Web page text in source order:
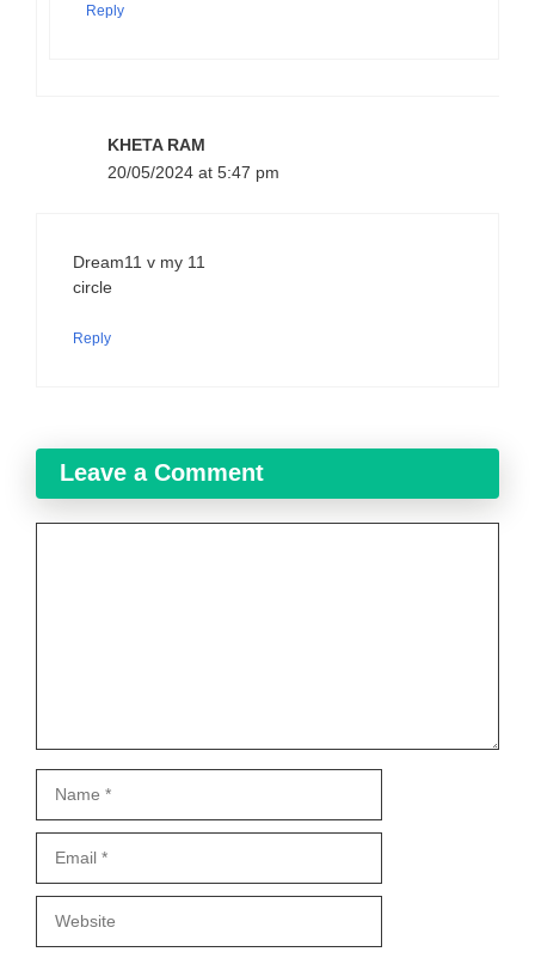
Reply
KHETA RAM
20/05/2024 at 5:47 pm
Dream11 v my 11
circle
Reply
Leave a Comment